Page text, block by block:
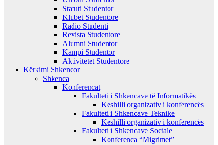
Statuti Studentor
Klubet Studentore
Radio Studenti
Revista Studentore
Alumni Studentor
Kampi Studentor
Aktivitetet Studentore
Kërkimi Shkencor
Shkenca
Konferencat
Fakulteti i Shkencave të Informatikës
Keshilli organizativ i konferencës
Fakulteti i Shkencave Teknike
Keshilli organizativ i konferencës
Fakulteti i Shkencave Sociale
Konferenca “Migrimet”